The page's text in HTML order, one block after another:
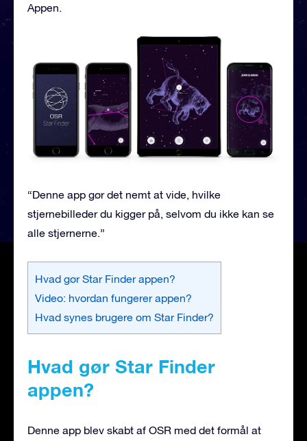
Appen.
“Denne app gør det nemt at vide, hvilke
stjernebilleder du kigger på, selvom du ikke kan se
alle stjernerne.”
Hvad gør Star Finder appen?
Video: hvordan fungerer appen?
Hvad synes brugere om Star Finder?
Hvad gør Star Finder
appen?
Denne app blev skabt af OSR med det formål at